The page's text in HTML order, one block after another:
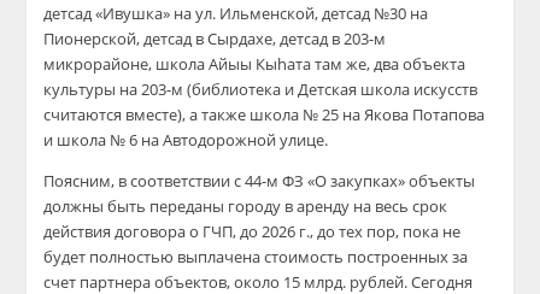
детсад «Ивушка» на ул. Ильменской, детсад №30 на
Пионерской, детсад в Сырдахе, детсад в 203-м
микрорайоне, школа Айыы Кыhата там же, два объекта
культуры на 203-м (библиотека и Детская школа искусств
считаются вместе), а также школа № 25 на Якова Потапова
и школа № 6 на Автодорожной улице.
Поясним, в соответствии с 44-м ФЗ «О закупках» объекты
должны быть переданы городу в аренду на весь срок
действия договора о ГЧП, до 2026 г., до тех пор, пока не
будет полностью выплачена стоимость построенных за
счет партнера объектов, около 15 млрд. рублей. Сегодня